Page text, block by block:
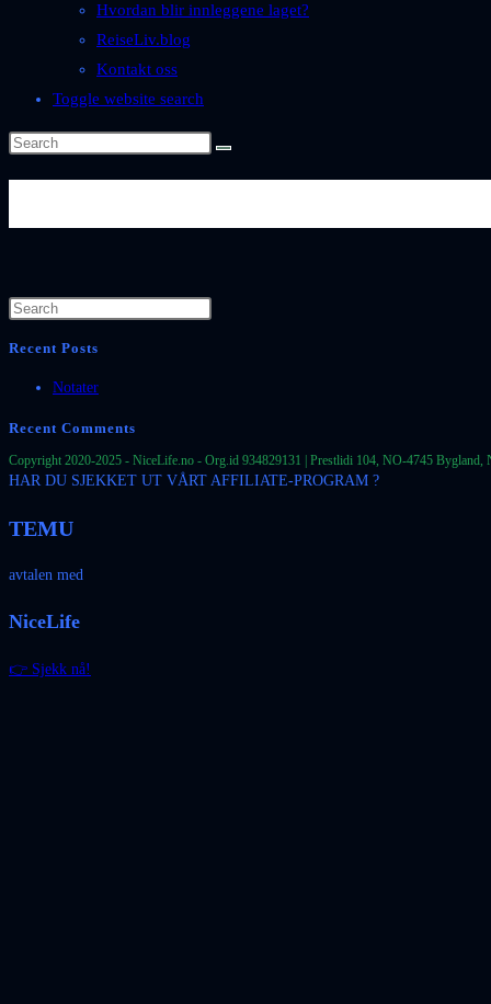
Hvordan blir innleggene laget?
ReiseLiv.blog
Kontakt oss
Toggle website search
Recent Posts
Notater
Recent Comments
Copyright 2020-2025 - NiceLife.no - Org.id 934829131 | Prestlidi 104, NO-4745
HAR DU SJEKKET UT VÅRT AFFILIATE-PROGRAM ?
TEMU
avtalen med
NiceLife
👉 Sjekk nå!